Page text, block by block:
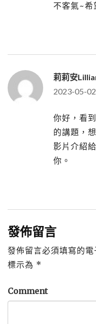
不客氣~希
莉莉安
2023-05-
你好，看
的講題，
影片介紹
你。
發佈留言
發佈留言必須填寫的
標示為 *
Comment